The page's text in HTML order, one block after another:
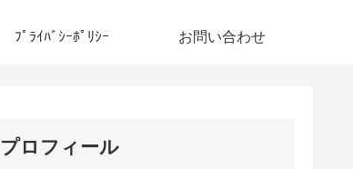
ﾌﾟﾗｲﾊﾞｼｰﾎﾟﾘｼｰ お問い合わせ
プロフィール